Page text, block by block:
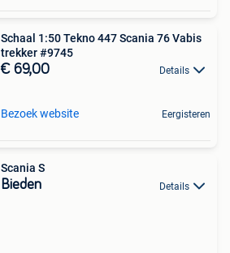
Schaal 1:50 Tekno 447 Scania 76 Vabis
trekker #9745
€ 69,00 Details
Bezoek website Eergisteren
Scania S
Bieden Details